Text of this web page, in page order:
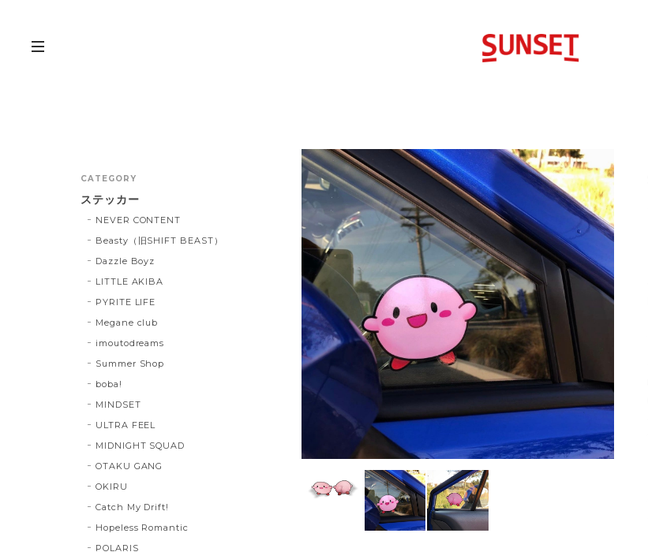
CATEGORY
ステッカー
NEVER CONTENT
Beasty（旧SHIFT BEAST）
Dazzle Boyz
LITTLE AKIBA
PYRITE LIFE
Megane club
imoutodreams
Summer Shop
boba!
MINDSET
ULTRA FEEL
MIDNIGHT SQUAD
OTAKU GANG
OKIRU
Catch My Drift!
Hopeless Romantic
POLARIS